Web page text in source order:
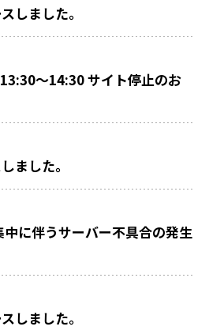
しました。
～14:30 サイト停止のお
ました。
中に伴うサーバー不具合の発生
しました。